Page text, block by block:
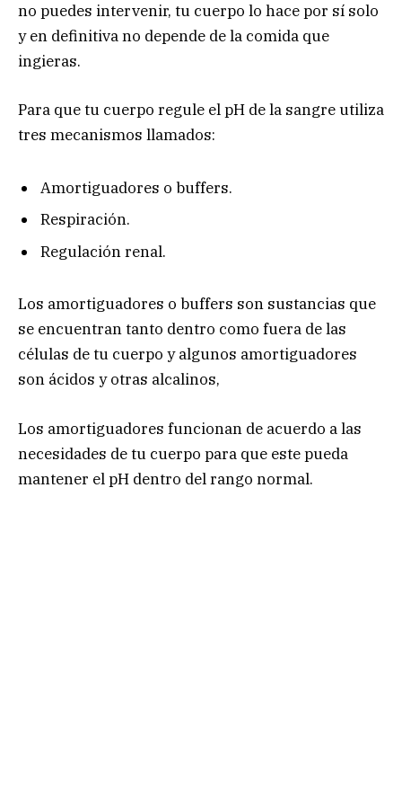
no puedes intervenir, tu cuerpo lo hace por sí solo
y en definitiva no depende de la comida que
ingieras.
Para que tu cuerpo regule el pH de la sangre utiliza
tres mecanismos llamados:
Amortiguadores o buffers.
Respiración.
Regulación renal.
Los amortiguadores o buffers son sustancias que
se encuentran tanto dentro como fuera de las
células de tu cuerpo y algunos amortiguadores
son ácidos y otras alcalinos,
Los amortiguadores funcionan de acuerdo a las
necesidades de tu cuerpo para que este pueda
mantener el pH dentro del rango normal.